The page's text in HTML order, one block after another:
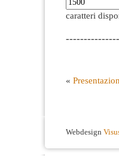
caratteri
«
Webdesign